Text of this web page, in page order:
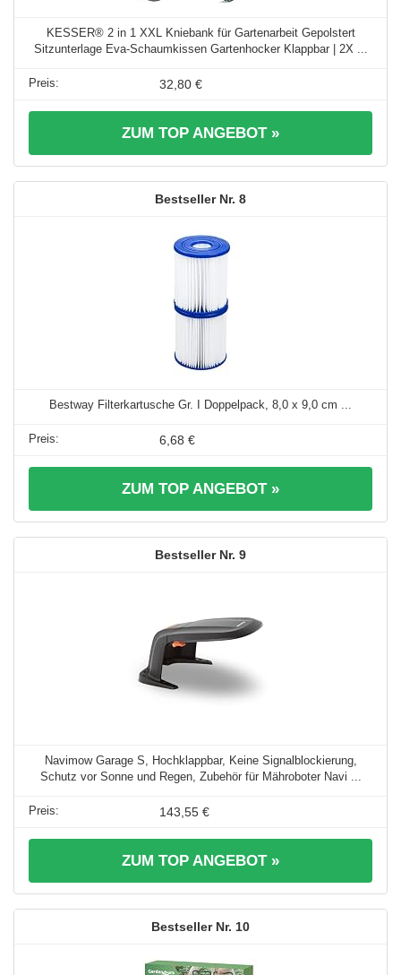
KESSER® 2 in 1 XXL Kniebank für Gartenarbeit Gepolstert
Sitzunterlage Eva-Schaumkissen Gartenhocker Klappbar | 2X ...
32,80 €
ZUM TOP ANGEBOT »
8
Bestway Filterkartusche Gr. I Doppelpack, 8,0 x 9,0 cm ...
6,68 €
ZUM TOP ANGEBOT »
9
Navimow Garage S, Hochklappbar, Keine Signalblockierung,
Schutz vor Sonne und Regen, Zubehör für Mähroboter Navi ...
143,55 €
ZUM TOP ANGEBOT »
10